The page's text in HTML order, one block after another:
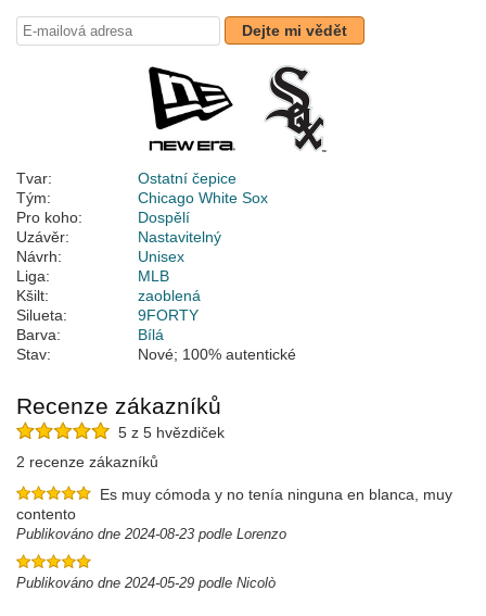
Dejte mi vědět
Tvar:
Ostatní čepice
Tým:
Chicago White Sox
Pro koho:
Dospělí
Uzávěr:
Nastavitelný
Návrh:
Unisex
Liga:
MLB
Kšilt:
zaoblená
Silueta:
9FORTY
Barva:
Bílá
Stav:
Nové; 100% autentické
Recenze zákazníků
5 z 5 hvězdiček
2 recenze zákazníků
Es muy cómoda y no tenía ninguna en blanca, muy
contento
Publikováno dne 2024-08-23 podle Lorenzo
Publikováno dne 2024-05-29 podle Nicolò